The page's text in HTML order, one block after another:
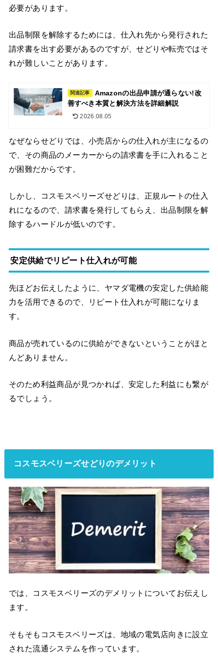
必要があります。
出品制限を解除するためには、仕入れ先から発行された
請求書を出す必要があるのですが、せどりや転売ではそ
れが難しいことがあります。
関連記事
Amazonの出品申請が通らない!改
善すべき本質と解決方法を詳細解説
2026.08.05
なぜならせどりでは、小売店からの仕入れが主になるの
で、その商品のメーカーからの請求書を手に入れること
が困難だからです。
しかし、コスモスベリーズせどりは、正規ルートの仕入
れになるので、請求書を発行してもらえ、出品制限を解
除するハードルが低いのです。
安定供給でリピート仕入れが可能
先ほどお伝えしたように、ヤマダ電機の安定した供給能
力を活用できるので、リピート仕入れが可能になりま
す。
商品が売れているのに供給ができないということがほと
んどありません。
そのため利益商品が見つかれば、安定した利益にも繋が
るでしょう。
コスモスベリーズせどりのデメリット
では、コスモスベリーズのデメリットについてお伝えし
ます。
そもそもコスモスベリーズは、地域の電気店向きに設立
された流通システムを作っています。